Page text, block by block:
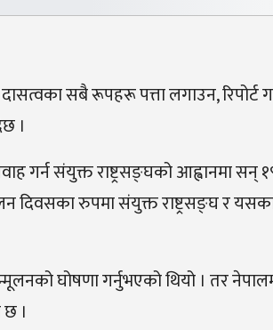
सबै रूपहरू पत्ता लगाउन, रिपोर्ट
।
गर्न संयुक्त राष्ट्रसङ्घको आह्वानमा
दिवसका रुपमा संयुक्त राष्ट्रसङ्घ र
घोषणा गर्नुभएको थियो । तर
।